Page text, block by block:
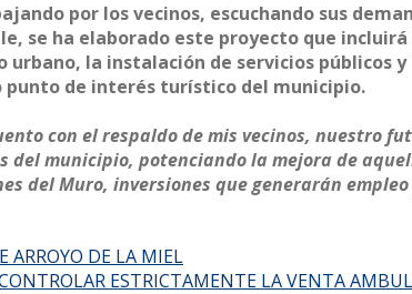
por los vecinos, escuchando sus
se ha elaborado este proyecto que
la instalación de servicios públicos
de interés turístico del municipio.
con el respaldo de mis vecinos, nuestro
del municipio, potenciando la mejora de
del Muro, inversiones que generarán
ARROYO DE LA MIEL
ESTRICTAMENTE LA VENTA